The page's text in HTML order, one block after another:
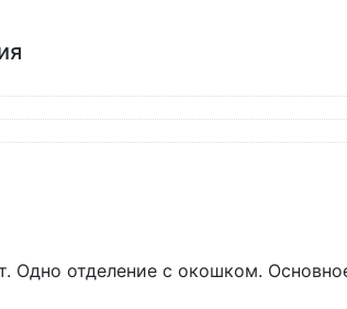
Одно отделение с окошком.